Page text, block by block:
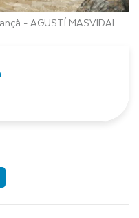
-AGUSTÍ MASVIDAL